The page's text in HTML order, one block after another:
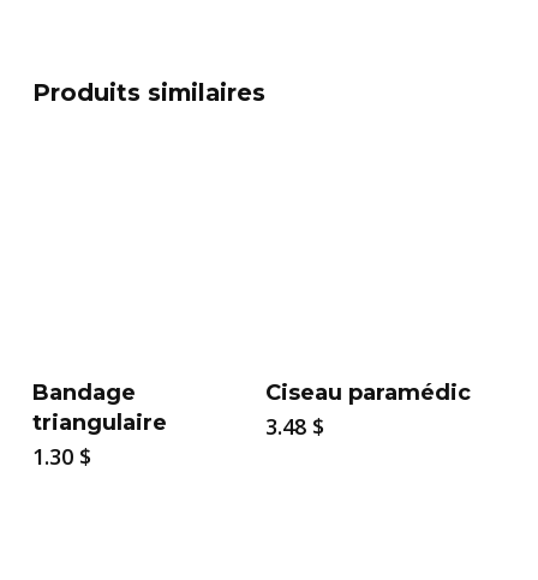
Produits similaires
Bandage
triangulaire
1.30 $
Ciseau paramédic
3.48 $